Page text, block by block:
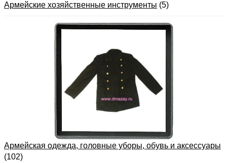
Армейские хозяйственные инструменты (5)
Армейская одежда, головные уборы, обувь и аксессуары
(102)